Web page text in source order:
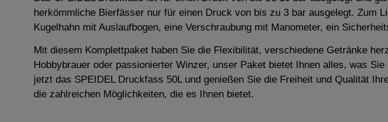
herkömmliche Bierfässer nur für einen Druck von bis zu 3 bar ausgelegt. Zum
Kugelhahn mit Auslaufbogen, eine Verschraubung mit Manometer, ein
Mit diesem Komplettpaket haben Sie die Flexibilität, verschiedene Getränke
Hobbybrauer oder passionierter Winzer, unser Paket bietet Ihnen alles, was
jetzt das SPEIDEL Druckfass 50L und genießen Sie die Freiheit und Qualität
die zahlreichen Möglichkeiten, die es Ihnen bietet.